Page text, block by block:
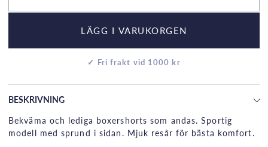
LÄGG I VARUKORGEN
✓ Fri frakt vid 1000 kr
BESKRIVNING
Bekväma och lediga boxershorts som andas. Sportig
modell med sprund i sidan. Mjuk resår för bästa komfort.